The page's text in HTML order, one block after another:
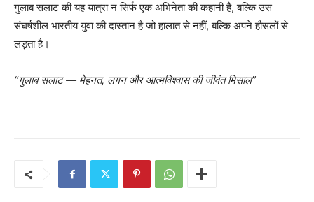
गुलाब सलाट की यह यात्रा न सिर्फ एक अभिनेता की कहानी है, बल्कि उस
संघर्षशील भारतीय युवा की दास्तान है जो हालात से नहीं, बल्कि अपने हौसलों से
लड़ता है।
“गुलाब सलाट — मेहनत, लगन और आत्मविश्वास की जीवंत मिसाल”